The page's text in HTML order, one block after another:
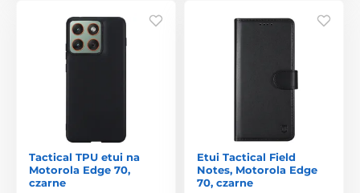
Tactical TPU etui na
Motorola Edge 70,
czarne
Etui Tactical Field
Notes, Motorola Edge
70, czarne